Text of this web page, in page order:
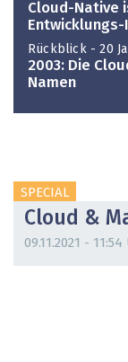
Cloud-Native
Rückblick - 20
2003: Die
Namen
SPECIAL
Cloud &
09.11.2021 -